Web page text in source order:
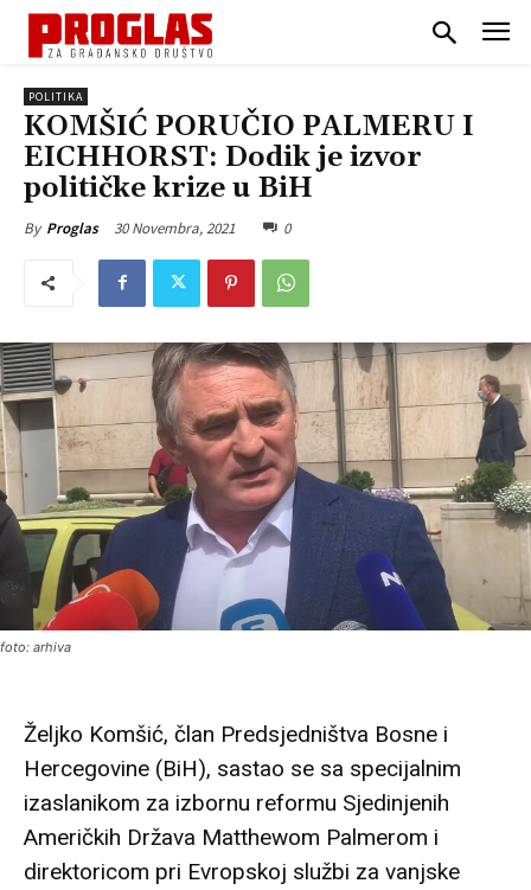
POLITIKA
KOMŠIĆ PORUČIO PALMERU I
EICHHORST: Dodik je izvor
političke krize u BiH
By Proglas 30 Novembra, 2021 0
foto: arhiva
Željko Komšić, član Predsjedništva Bosne i
Hercegovine (BiH), sastao se sa specijalnim
izaslanikom za izbornu reformu Sjedinjenih
Američkih Država Matthewom Palmerom i
direktoricom pri Evropskoj službi za vanjske